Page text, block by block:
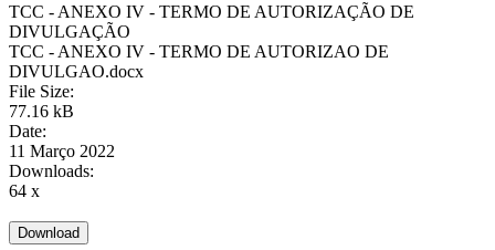
TCC - ANEXO IV - TERMO DE AUTORIZAÇÃO DE
DIVULGAÇÃO
TCC - ANEXO IV - TERMO DE AUTORIZAO DE
DIVULGAO.docx
File Size:
77.16 kB
Date:
11 Março 2022
Downloads:
64 x